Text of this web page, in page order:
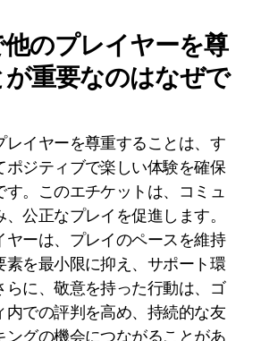
のプレイヤーを尊
重要なのはなぜで
レイヤーを尊重することは、す
ポジティブで楽しい体験を確保
す。このエチケットは、コミュ
公正なプレイを促進します。
ヤーは、プレイのペースを維持
素を最小限に抑え、サポート環
らに、敬意を持った行動は、ゴ
内での評判を高め、持続的な友
ングの機会につながることがあ